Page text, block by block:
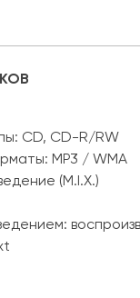
CD, CD-R/RW
MP3 / WMA
(M.I.X.)